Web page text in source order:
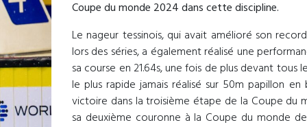
Coupe du monde 2024 dans cette discipline.
Le nageur tessinois, qui avait amélioré son
lors des séries, a également réalisé une
sa course en 21.64s, une fois de plus devant
le plus rapide jamais réalisé sur 50m papillon en
victoire dans la troisième étape de la Coupe du
sa deuxième couronne à la Coupe du monde